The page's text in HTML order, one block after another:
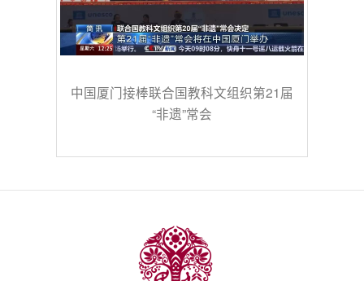
中国厦门接棒联合国教科文组织第21届
“非遗”常会